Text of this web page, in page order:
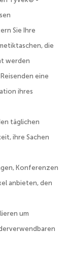
Sie Ihre
die
werden
eine
ihres
täglichen
ihre Sachen
Konferenzen
anbieten, den
um